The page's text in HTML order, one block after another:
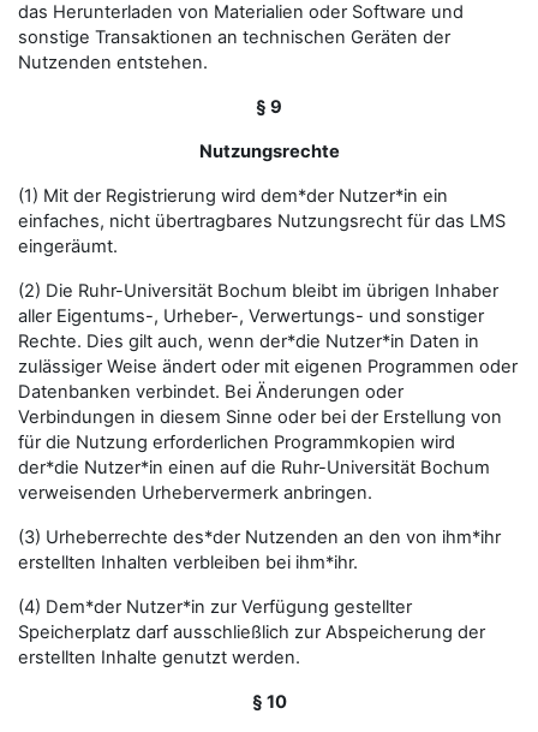
das Herunterladen von Materialien oder Software und
sonstige Transaktionen an technischen Geräten der
Nutzenden entstehen.
§ 9
Nutzungsrechte
(1) Mit der Registrierung wird dem*der Nutzer*in ein
einfaches, nicht übertragbares Nutzungsrecht für das LMS
eingeräumt.
(2) Die Ruhr-Universität Bochum bleibt im übrigen Inhaber
aller Eigentums-, Urheber-, Verwertungs- und sonstiger
Rechte. Dies gilt auch, wenn der*die Nutzer*in Daten in
zulässiger Weise ändert oder mit eigenen Programmen oder
Datenbanken verbindet. Bei Änderungen oder
Verbindungen in diesem Sinne oder bei der Erstellung von
für die Nutzung erforderlichen Programmkopien wird
der*die Nutzer*in einen auf die Ruhr-Universität Bochum
verweisenden Urhebervermerk anbringen.
(3) Urheberrechte des*der Nutzenden an den von ihm*ihr
erstellten Inhalten verbleiben bei ihm*ihr.
(4) Dem*der Nutzer*in zur Verfügung gestellter
Speicherplatz darf ausschließlich zur Abspeicherung der
erstellten Inhalte genutzt werden.
§ 10